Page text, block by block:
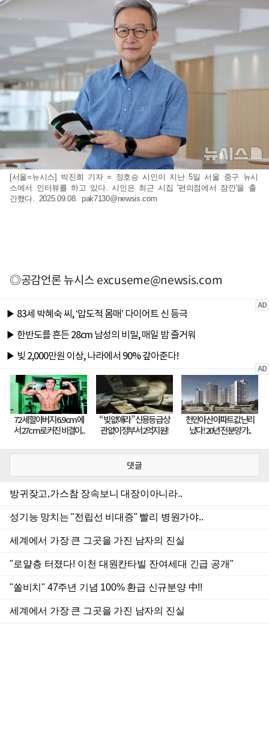
[서울=뉴시스] 박진희 기자 = 정호승 시인이 지난 5일 서울 중구 뉴시
스에서 인터뷰를 하고 있다. 시인은 최근 시집 '편의점에서 잠깐'을 출
간했다. 2025.09.08. pak7130@newsis.com
◎공감언론 뉴시스excuseme@newsis.com
댓글